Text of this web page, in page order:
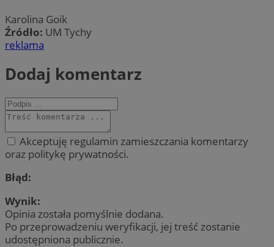
Karolina Goik
Źródło: UM Tychy
reklama
Dodaj komentarz
Akceptuję regulamin zamieszczania komentarzy
oraz politykę prywatności.
Błąd:
Wynik:
Opinia została pomyślnie dodana.
Po przeprowadzeniu weryfikacji, jej treść zostanie
udostępniona publicznie.